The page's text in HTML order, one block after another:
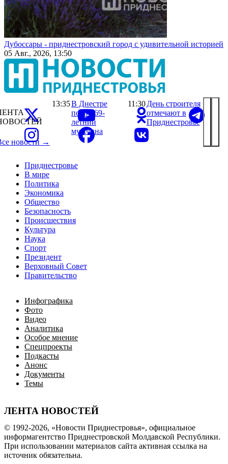
Дубоссары - приднестровский город с удивительной историей
05 Авг., 2026, 13:50
Приднестровье
В мире
Политика
Экономика
Общество
Безопасность
Происшествия
Культура
Наука
Спорт
Президент
Верховный Совет
Правительство
Инфографика
Фото
Видео
Аналитика
Особое мнение
Спецпроекты
Подкасты
Анонс
Документы
Темы
ЛЕНТА НОВОСТЕЙ
новости →
13:35В Днестре
погиб 69-
летний
мужчина
11:30 День строителя
отмечают в
Приднестровье
© 1992-2026, «Новости Приднестровья», официальное
информагентство Приднестровской Молдавской Республики.
При использовании материалов сайта активная ссылка на
источник обязательна.